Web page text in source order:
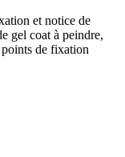
et notice de
gel coat à peindre,
de fixation